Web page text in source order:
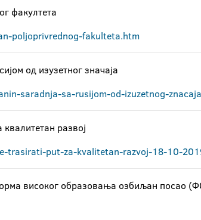
факултета
poljoprivrednog-fakulteta.htm
од изузетног значаја
saradnja-sa-rusijom-od-izuzetnog-
развој
put-za-kvalitetan-razvoj-18-10-
високог образовања озбиљан посао